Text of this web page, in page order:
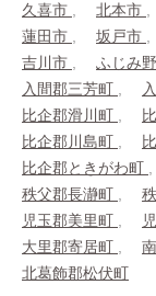
久喜市
北本市
蓮田市
坂戸市
吉川市
ふじみ
入間郡三芳町
比企郡滑川町
比企郡川島町
比企郡ときがわ町
秩父郡長瀞町
児玉郡美里町
大里郡寄居町
北葛飾郡松伏町